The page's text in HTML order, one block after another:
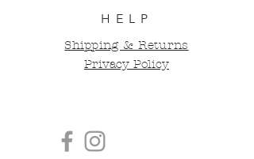
HELP
Shipping & Returns
Privacy Policy